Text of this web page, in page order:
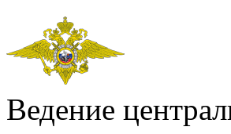
Ведение